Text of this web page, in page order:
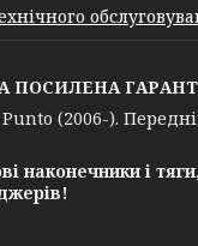
ПОСИЛЕНА
(2006-).
наконечники і